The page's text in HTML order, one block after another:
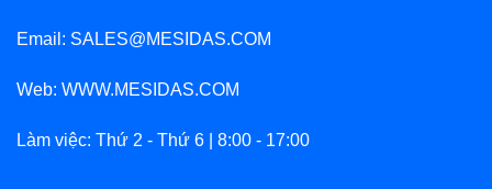
Email: SALES@MESIDAS.COM
Web: WWW.MESIDAS.COM
Làm việc: Thứ 2 - Thứ 6 | 8:00 - 17:00